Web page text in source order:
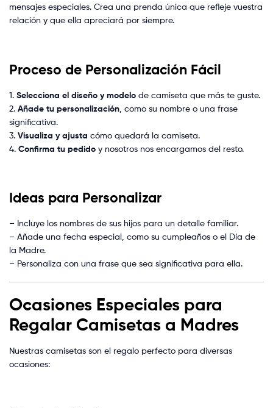
mensajes especiales. Crea una prenda única que refleje vuestra
relación y que ella apreciará por siempre.
Proceso de Personalización Fácil
1. Selecciona el diseño y modelo de camiseta que más te guste.
2. Añade tu personalización , como su nombre o una frase
significativa.
3. Visualiza y ajusta cómo quedará la camiseta.
4. Confirma tu pedido y nosotros nos encargamos del resto.
Ideas para Personalizar
– Incluye los nombres de sus hijos para un detalle familiar.
– Añade una fecha especial, como su cumpleaños o el Día de
la Madre.
– Personaliza con una frase que sea significativa para ella.
Ocasiones Especiales para
Regalar Camisetas a Madres
Nuestras camisetas son el regalo perfecto para diversas
ocasiones: